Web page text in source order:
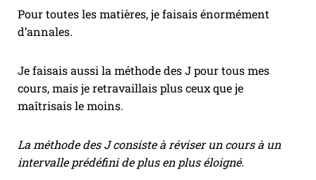
Pour toutes les matières, je faisais énormément
d’annales.
Je faisais aussi la méthode des J pour tous mes
cours, mais je retravaillais plus ceux que je
maîtrisais le moins.
La méthode des J consiste à réviser un cours à un
intervalle prédéfini de plus en plus éloigné.